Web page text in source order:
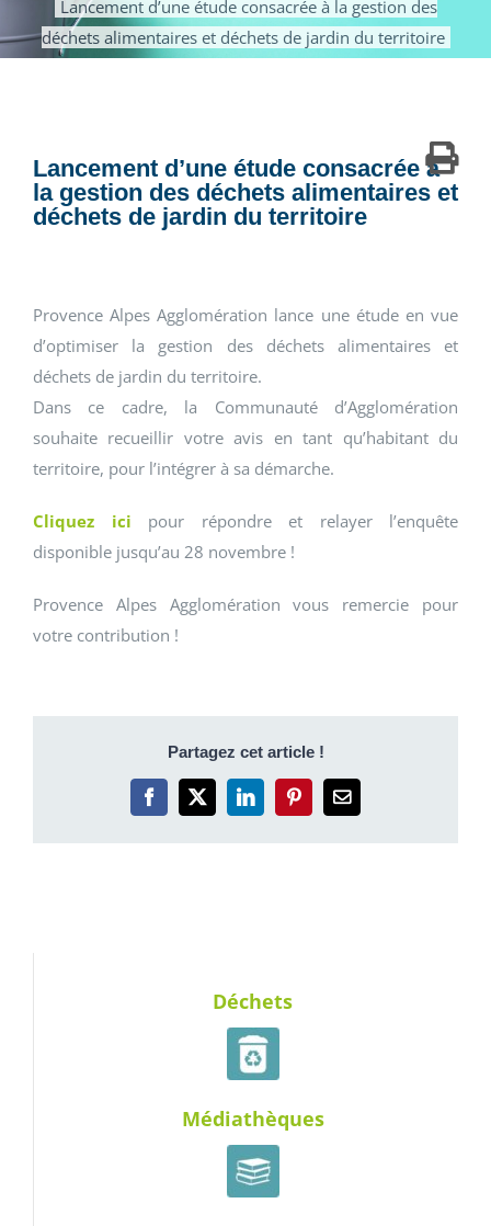
Lancement d’une étude consacrée à la gestion des
déchets alimentaires et déchets de jardin du territoire
Lancement d’une étude consacrée à
la gestion des déchets alimentaires et
déchets de jardin du territoire
Provence Alpes Agglomération lance une étude en vue
d’optimiser la gestion des déchets alimentaires et
déchets de jardin du territoire.
Dans ce cadre, la Communauté d’Agglomération
souhaite recueillir votre avis en tant qu’habitant du
territoire, pour l’intégrer à sa démarche.
Cliquez ici pour répondre et relayer l’enquête
disponible jusqu’au 28 novembre !
Provence Alpes Agglomération vous remercie pour
votre contribution !
Partagez cet article !
Facebook
X LinkedInPinterestEmail
Déchets
Médiathèques